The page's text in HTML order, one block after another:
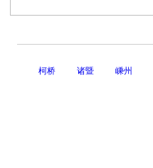
柯桥 诸暨 嵊州